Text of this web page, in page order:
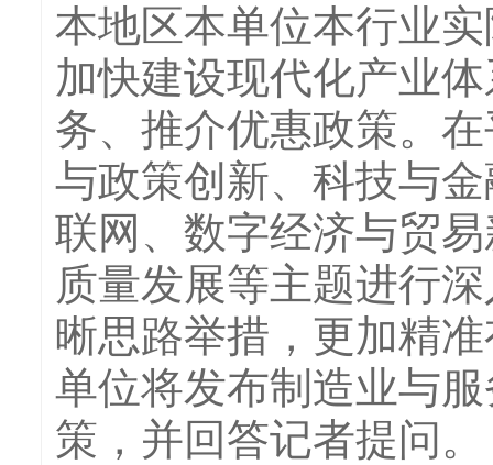
本地区本单位本行业
加快建设现代化产业
务、推介优惠政策。
与政策创新、科技与
联网、数字经济与贸
质量发展等主题进行
晰思路举措，更加精
单位将发布制造业与
策，并回答记者提问。